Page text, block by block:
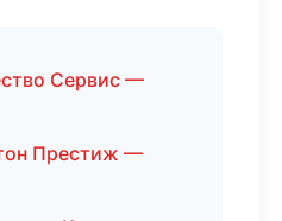
Сервис —
Престиж —